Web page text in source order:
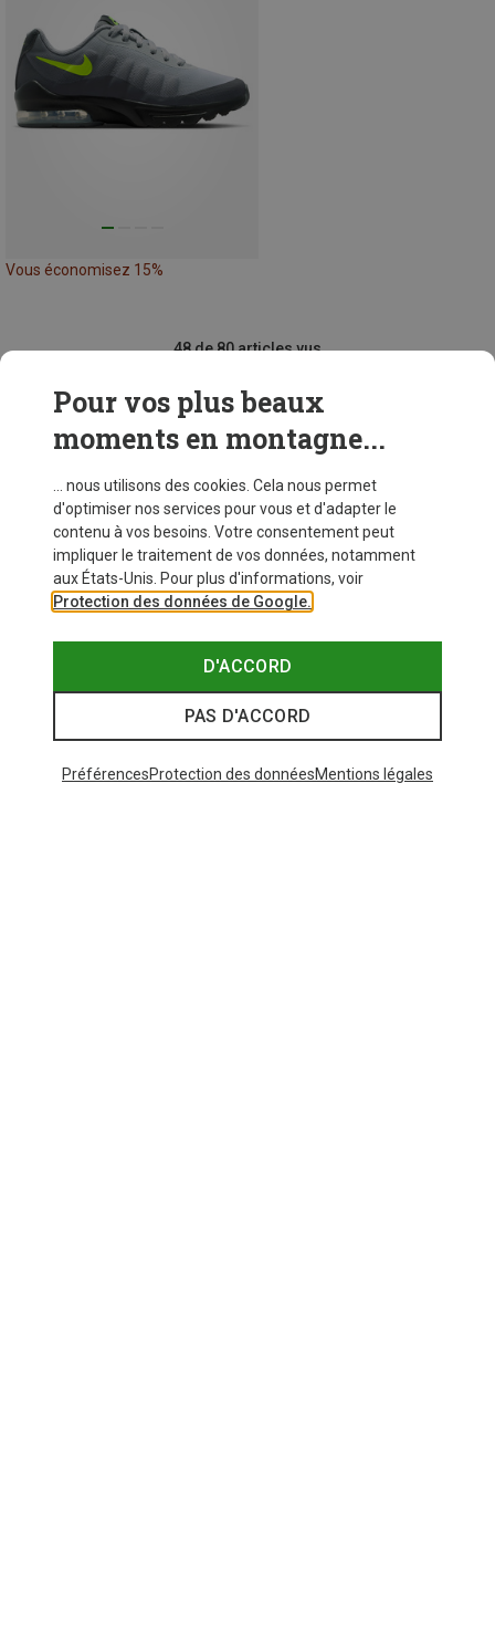
Vous économisez 15%
VOIR PLUS D'ARTICLES
48 de 80 articles vus
Similaires à ceux vus récemment
Pour vos plus beaux
moments en montagne...
... nous utilisons des cookies. Cela nous permet
d'optimiser nos services pour vous et d'adapter le
contenu à vos besoins. Votre consentement peut
impliquer le traitement de vos données, notamment
aux États-Unis. Pour plus d'informations, voir
Protection des données de Google.
D'ACCORD
PAS D'ACCORD
PréférencesProtection des donnéesMentions légales